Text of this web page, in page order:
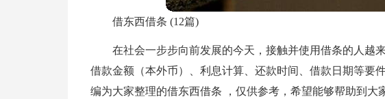
借东西借条 (12篇)
在社会一步步向前发展的今天，接触并使用借条的人越
借款金额（本外币）、利息计算、还款时间、借款日期等要
编为大家整理的借东西借条 ，仅供参考，希望能够帮助到大